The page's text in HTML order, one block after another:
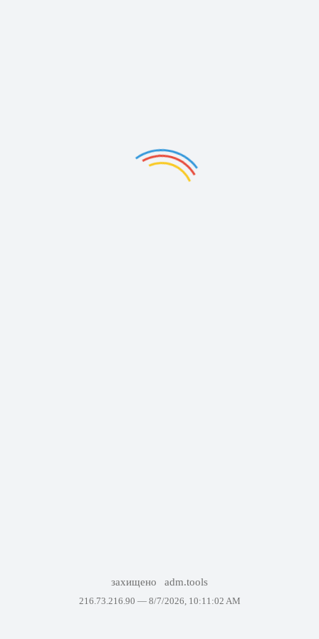
захищено adm.tools
216.73.216.90 — 8/7/2026, 10:11:02 AM